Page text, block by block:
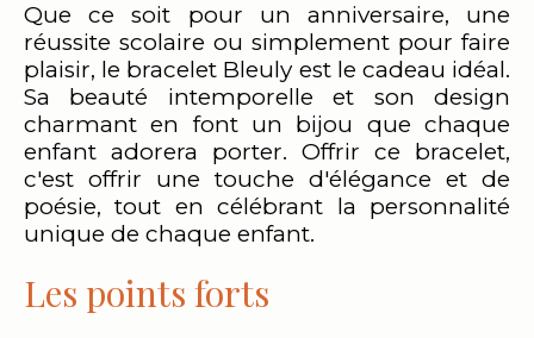
Que ce soit pour un anniversaire, une
réussite scolaire ou simplement pour faire
plaisir, le bracelet Bleuly est le cadeau idéal.
Sa beauté intemporelle et son design
charmant en font un bijou que chaque
enfant adorera porter. Offrir ce bracelet,
c'est offrir une touche d'élégance et de
poésie, tout en célébrant la personnalité
unique de chaque enfant.
Les points forts